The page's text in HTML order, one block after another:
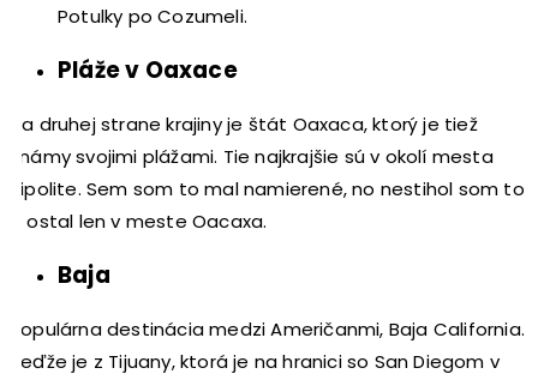
Potulky po Cozumeli.
Pláže v Oaxace
Na druhej strane krajiny je štát Oaxaca, ktorý je tiež
známy svojimi plážami. Tie najkrajšie sú v okolí mesta
Zipolite. Sem som to mal namierené, no nestihol som to
a ostal len v meste Oacaxa.
Baja
Populárna destinácia medzi Američanmi, Baja California.
Keďže je z Tijuany, ktorá je na hranici so San Diegom v